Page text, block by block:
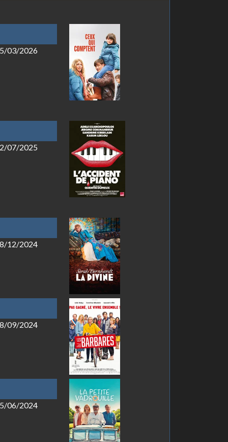
03/2026
07/2025
12/2024
09/2024
06/2024